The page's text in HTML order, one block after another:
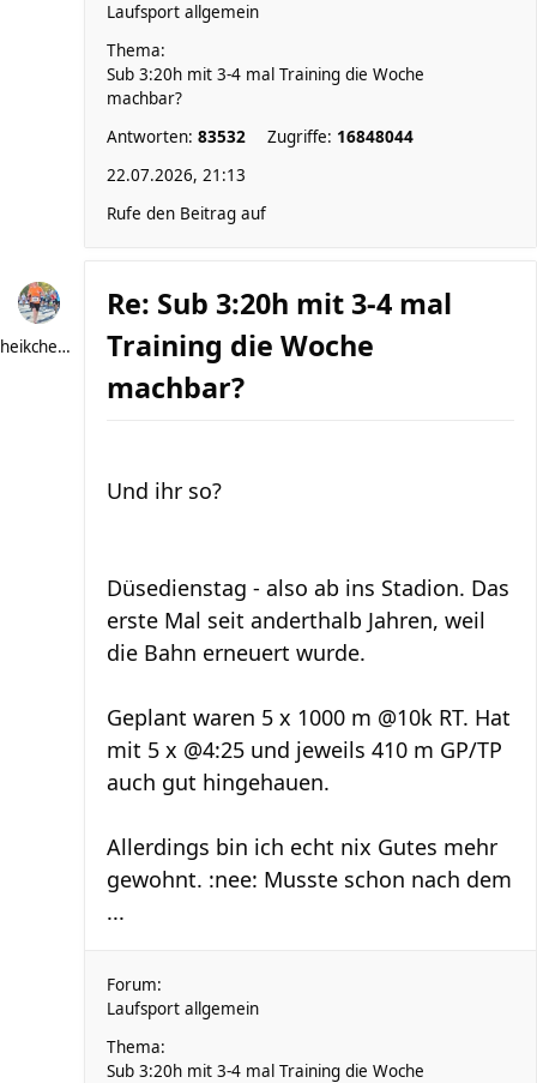
Laufsport allgemein
Thema:
Sub 3:20h mit 3-4 mal Training die Woche
machbar?
Antworten: 83532 Zugriffe: 16848044
22.07.2026, 21:13
Rufe den Beitrag auf
heikchen007
Re: Sub 3:20h mit 3-4 mal
Training die Woche
machbar?
Und ihr so?
Düsedienstag - also ab ins Stadion. Das
erste Mal seit anderthalb Jahren, weil
die Bahn erneuert wurde.
Geplant waren 5 x 1000 m @10k RT. Hat
mit 5 x @4:25 und jeweils 410 m GP/TP
auch gut hingehauen.
Allerdings bin ich echt nix Gutes mehr
gewohnt. :nee: Musste schon nach dem
...
Forum:
Laufsport allgemein
Thema:
Sub 3:20h mit 3-4 mal Training die Woche